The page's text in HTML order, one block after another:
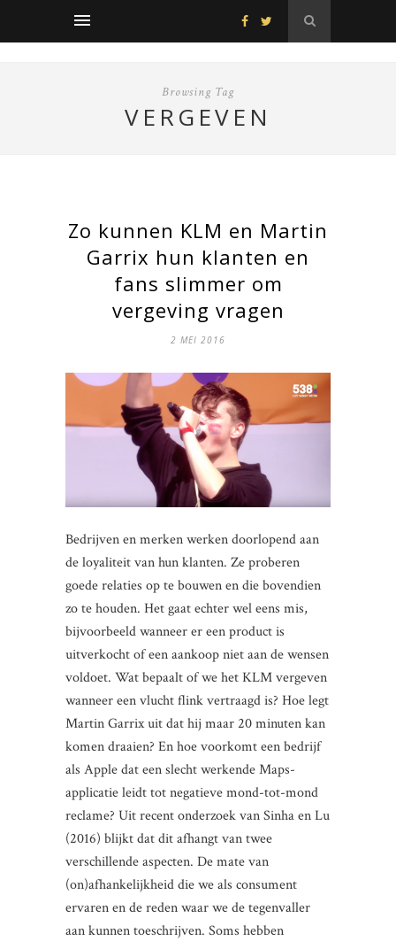
Browsing Tag
VERGEVEN
Zo kunnen KLM en Martin
Garrix hun klanten en
fans slimmer om
vergeving vragen
2 MEI 2016
Bedrijven en merken werken doorlopend aan
de loyaliteit van hun klanten. Ze proberen
goede relaties op te bouwen en die bovendien
zo te houden. Het gaat echter wel eens mis,
bijvoorbeeld wanneer er een product is
uitverkocht of een aankoop niet aan de wensen
voldoet. Wat bepaalt of we het KLM vergeven
wanneer een vlucht flink vertraagd is? Hoe legt
Martin Garrix uit dat hij maar 20 minuten kan
komen draaien? En hoe voorkomt een bedrijf
als Apple dat een slecht werkende Maps-
applicatie leidt tot negatieve mond-tot-mond
reclame? Uit recent onderzoek van Sinha en Lu
(2016) blijkt dat dit afhangt van twee
verschillende aspecten. De mate van
(on)afhankelijkheid die we als consument
ervaren en de reden waar we de tegenvaller
aan kunnen toeschrijven. Soms hebben